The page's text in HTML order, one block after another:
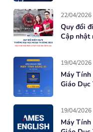
22/04/2026
Quy đổi
Cập nhật
19/04/2026
Máy
Giáo Dục
19/04/2026
Máy